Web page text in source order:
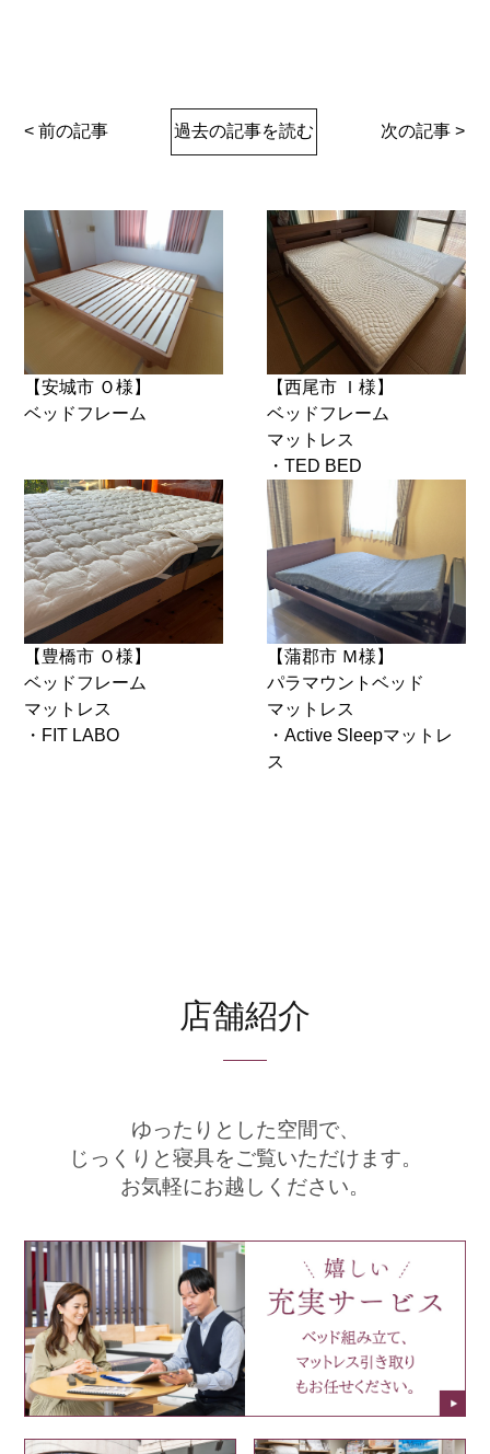
< 前の記事 過去の記事を読む 次の記事 >
【安城市 Ｏ様】
ベッドフレーム
【西尾市 Ｉ様】
ベッドフレーム
マットレス
・TED BED
【豊橋市 Ｏ様】
ベッドフレーム
マットレス
・FIT LABO
【蒲郡市 Ｍ様】
パラマウントベッド
マットレス
・Active Sleepマットレ
ス
店舗紹介
ゆったりとした空間で、
じっくりと寝具をご覧いただけます。
お気軽にお越しください。